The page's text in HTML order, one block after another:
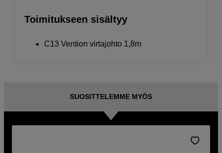
Toimitukseen sisältyy
C13 Vention virtajohto 1,8m
SUOSITTELEMME MYÖS